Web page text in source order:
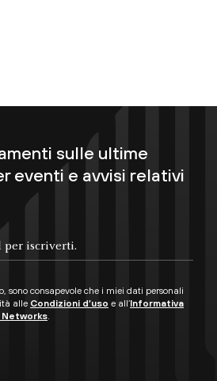
sulle ultime
eventi e avvisi relativi
sono consapevole che i miei dati personali
alle Condizioni d’uso e all’Informativa
Networks.